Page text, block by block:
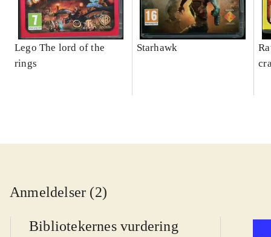
Lego The lord of the
rings
Starhawk
Anmeldelser (2)
Bibliotekernes vurdering